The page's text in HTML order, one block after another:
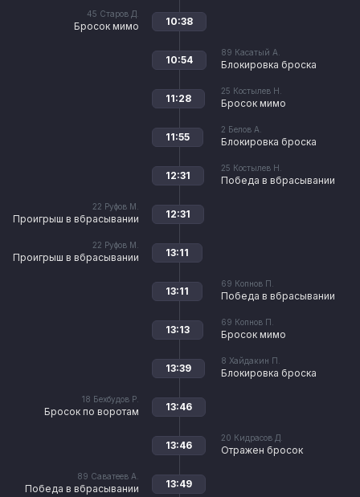
45 Старов Д.
Бросок мимо 10:38
89 Касатый А.
Блокировка броска
10:54
25 Костылев Н.
Бросок мимо
11:28
2 Белов А.
Блокировка броска
11:55
25 Костылев Н.
Победа в вбрасывании
12:31
22 Руфов М.
Проигрыш в вбрасывании 12:31
22 Руфов М.
Проигрыш в вбрасывании 13:11
69 Копнов П.
Победа в вбрасывании
13:11
69 Копнов П.
Бросок мимо
13:13
8 Хайдакин П.
Блокировка броска
13:39
18 Бехбудов Р.
Бросок по воротам 13:46
20 Кидрасов Д.
Отражен бросок
13:46
89 Саватеев А.
Победа в вбрасывании 13:49